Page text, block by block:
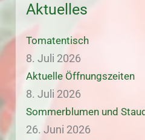
Aktuelles
Tomatentisch
8. Juli 2026
Aktuelle Öffnungszeiten
8. Juli 2026
Sommerblumen und
26. Juni 2026